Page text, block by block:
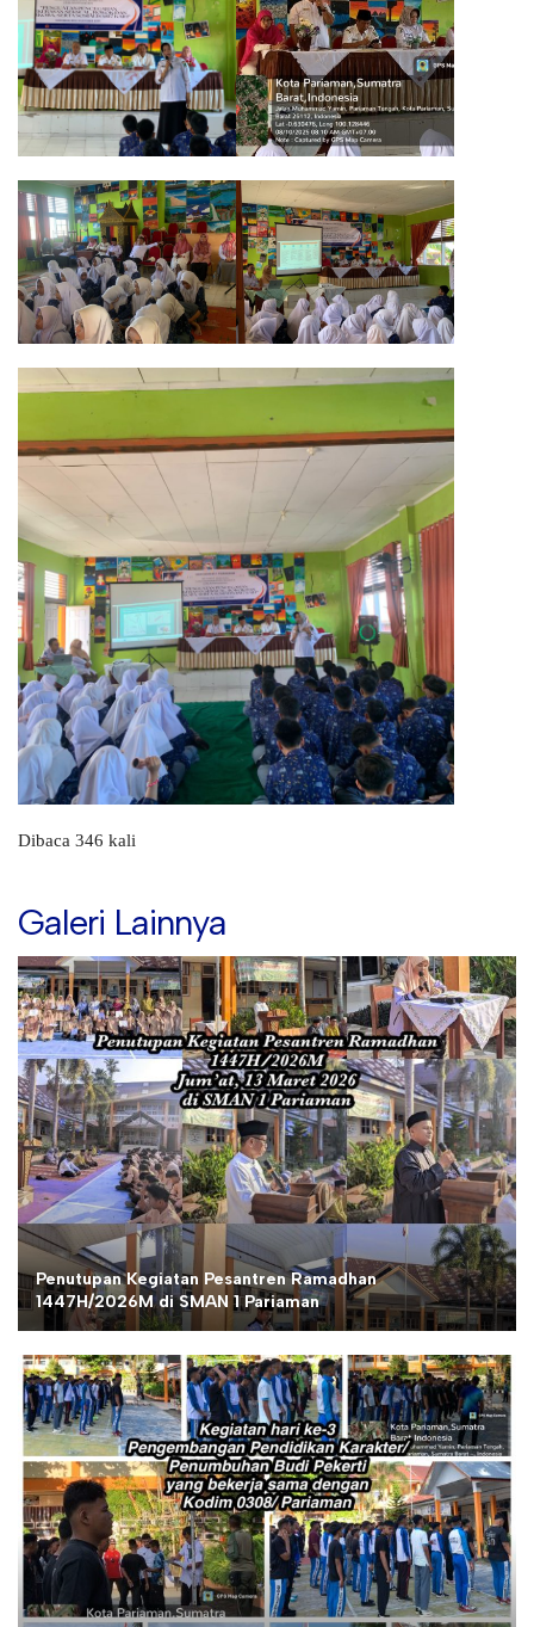
Dibaca 346 kali
Galeri Lainnya
Penutupan Kegiatan Pesantren Ramadhan
1447H/2026M di SMAN 1 Pariaman